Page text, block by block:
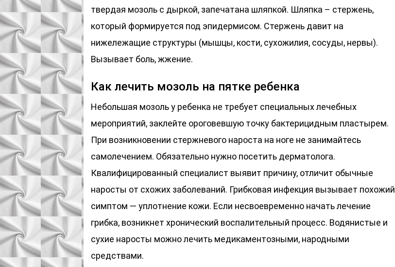
твердая мозоль с дыркой, запечатана шляпкой. Шляпка – стержень,
который формируется под эпидермисом. Стержень давит на
нижележащие структуры (мышцы, кости, сухожилия, сосуды, нервы).
Вызывает боль, жжение.
Как лечить мозоль на пятке ребенка
Небольшая мозоль у ребенка не требует специальных лечебных
мероприятий, заклейте ороговевшую точку бактерицидным пластырем.
При возникновении стержневого нароста на ноге не занимайтесь
самолечением. Обязательно нужно посетить дерматолога.
Квалифицированный специалист выявит причину, отличит обычные
наросты от схожих заболеваний. Грибковая инфекция вызывает похожий
симптом — уплотнение кожи. Если несвоевременно начать лечение
грибка, возникнет хронический воспалительный процесс. Водянистые и
сухие наросты можно лечить медикаментозными, народными
средствами.